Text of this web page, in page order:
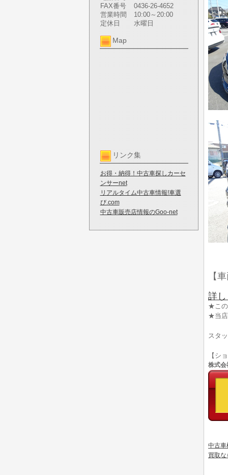
FAX番号
0436-26-4652
営業時間
10:00～20:00
定休日
水曜日
Map
リンク集
お得・納得！中古車探しカーセ
ンサーnet
リアルタイム中古車情報!車選
び.com
中古車販売店情報のGoo-net
【
詳
★この
★当店
スタ
【シ
株式
中古車
買取